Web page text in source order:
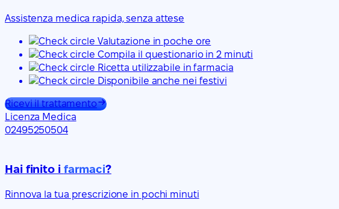
Assistenza medica rapida, senza attese
Valutazione in poche ore
Compila il questionario in 2 minuti
Ricetta utilizzabile in farmacia
Disponibile anche nei festivi
Ricevi il trattamento
Licenza Medica
02495250504
Hai finito i farmaci?
Rinnova la tua prescrizione in pochi minuti